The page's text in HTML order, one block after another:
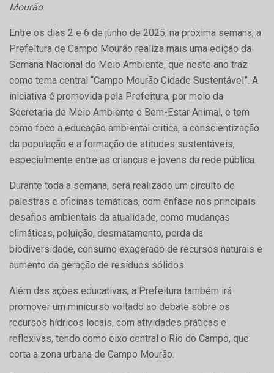
Mourão
Entre os dias 2 e 6 de junho de 2025, na próxima semana, a
Prefeitura de Campo Mourão realiza mais uma edição da
Semana Nacional do Meio Ambiente, que neste ano traz
como tema central “Campo Mourão Cidade Sustentável”. A
iniciativa é promovida pela Prefeitura, por meio da
Secretaria de Meio Ambiente e Bem-Estar Animal, e tem
como foco a educação ambiental crítica, a conscientização
da população e a formação de atitudes sustentáveis,
especialmente entre as crianças e jovens da rede pública.
Durante toda a semana, será realizado um circuito de
palestras e oficinas temáticas, com ênfase nos principais
desafios ambientais da atualidade, como mudanças
climáticas, poluição, desmatamento, perda da
biodiversidade, consumo exagerado de recursos naturais e
aumento da geração de resíduos sólidos.
Além das ações educativas, a Prefeitura também irá
promover um minicurso voltado ao debate sobre os
recursos hídricos locais, com atividades práticas e
reflexivas, tendo como eixo central o Rio do Campo, que
corta a zona urbana de Campo Mourão.